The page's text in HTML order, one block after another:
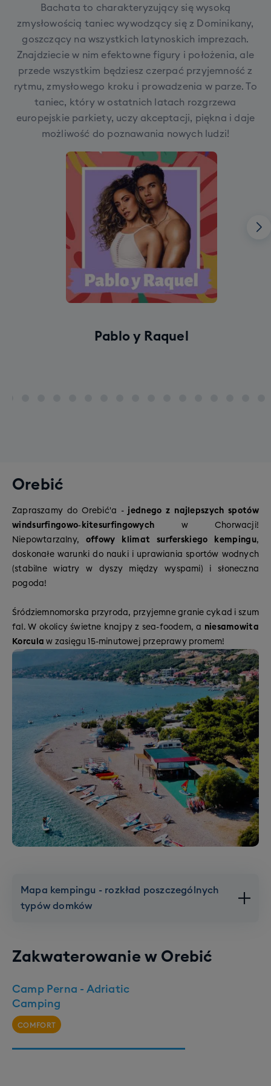
Bachata to charakteryzujący się wysoką
zmysłowością taniec wywodzący się z Dominikany,
goszczący na wszystkich latynoskich imprezach.
Znajdziecie w nim efektowne figury i położenia, ale
przede wszystkim będziesz czerpać przyjemność z
rytmu, zmysłowego kroku i prowadzenia w parze. To
taniec, który w ostatnich latach rozgrzewa
europejskie parkiety, uczy akceptacji, piękna i daje
możliwość do poznawania nowych ludzi!
Pablo y Raquel
Orebić
Zapraszamy do Orebić'a - jednego z najlepszych spotów
windsurfingowo‑kitesurfingowych w Chorwacji!
Niepowtarzalny, offowy klimat surferskiego kempingu,
doskonałe warunki do nauki i uprawiania sportów wodnych
(stabilne wiatry w dyszy między wyspami) i słoneczna
pogoda!
Śródziemnomorska przyroda, przyjemne granie cykad i szum
fal. W okolicy świetne knajpy z sea-foodem, a niesamowita
Korcula w zasięgu 15-minutowej przeprawy promem!
Mapa kempingu - rozkład poszczególnych
typów domków
Zakwaterowanie w Orebić
Camp Perna - Adriatic
Camping
COMFORT